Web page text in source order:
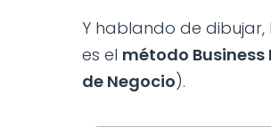
Y hablando de
es el método
de Negocio).